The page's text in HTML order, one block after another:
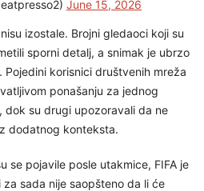
June 15, 2026
izostale. Brojni gledaoci koji su
sporni detalj, a snimak je ubrzo
korisnici društvenih mreža
ponašanju za jednog
dok su drugi upozoravali da ne
dodatnog konteksta.
se pojavile posle utakmice, FIFA je
sada nije saopšteno da li će